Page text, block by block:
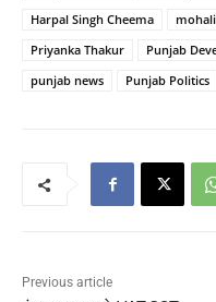
Harpal Singh Cheema
Priyanka Thakur
Punjab
punjab news
Punjab Politics
Previous article